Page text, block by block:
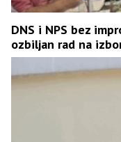
DNS i NPS bez
ozbiljan rad na